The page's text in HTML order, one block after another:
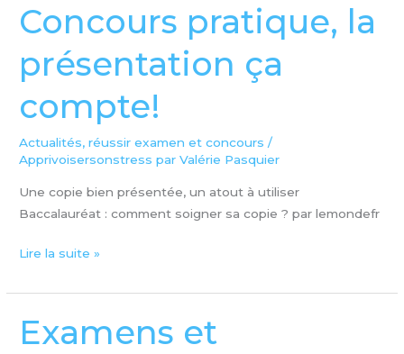
Concours pratique, la
présentation ça
compte!
Actualités,réussir examen et concours /
Apprivoisersonstress par Valérie Pasquier
Une copie bien présentée, un atout à utiliser
Baccalauréat : comment soigner sa copie ? par lemondefr
Concours
pratique,
la
présentation
ça
compte!
Lire la suite »
Examens et
Examens
et